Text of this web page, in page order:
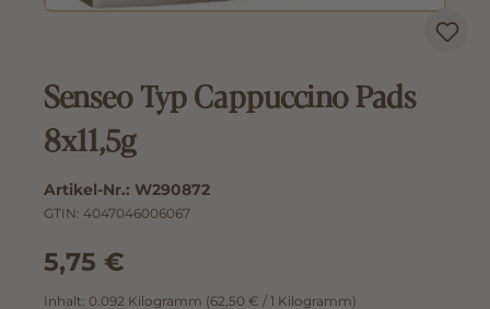
Senseo Typ Cappuccino Pads
8x11,5g
Artikel-Nr.: W290872
GTIN: 4047046006067
5,75 €
Inhalt: 0.092 Kilogramm (62,50 € / 1 Kilogramm)